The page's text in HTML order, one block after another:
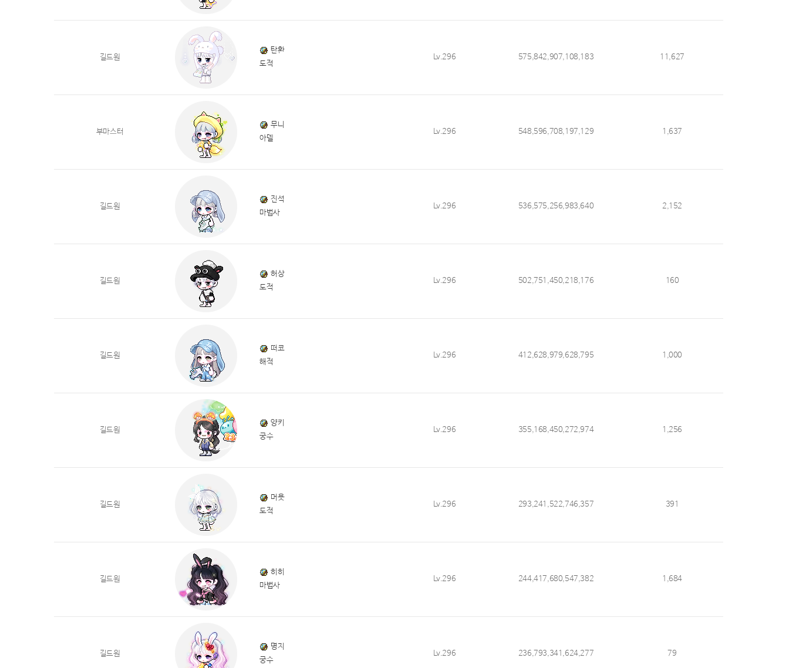
길드원
탄환
도적
Lv.296 575,842,907,108,183 11,627
부마스터
무니
아델
Lv.296 548,596,708,197,129 1,637
길드원
진석
마법사
Lv.296 536,575,256,983,640 2,152
길드원
허상
도적
Lv.296 502,751,450,218,176 160
길드원
떠코
해적
Lv.296 412,628,979,628,795 1,000
길드원
양키
궁수
Lv.296 355,168,450,272,974 1,256
길드원
머욧
도적
Lv.296 293,241,522,746,357 391
길드원
히히
마법사
Lv.296 244,417,680,547,382 1,684
길드원
명지
궁수
Lv.296 236,793,341,624,277 79